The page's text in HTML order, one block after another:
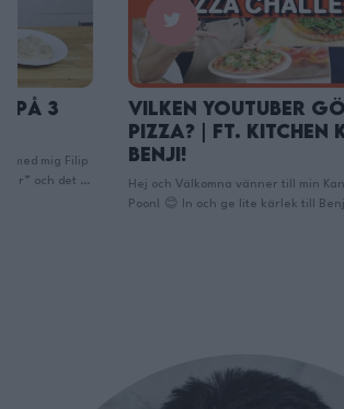
Vilken Youtuber Gör Bäst
Pizza? | Ft. Kitchen King
Benji!
Hej och Välkomna vänner till min Kanal med mig Filip
Poon! 😊 In och ge lite kärlek till Benji!